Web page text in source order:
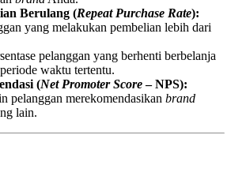
Berulang (Repeat Purchase Rate):
yang melakukan pembelian lebih dari
pelanggan yang berhenti berbelanja
waktu tertentu.
(Net Promoter Score– NPS):
pelanggan merekomendasikan brand
lain.